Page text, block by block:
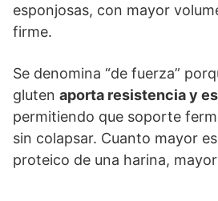
esponjosas, con mayor
firme.
Se denomina “de fuerza”
gluten aporta resistencia y
permitiendo que soporte
sin colapsar. Cuanto mayor
proteico de una harina,